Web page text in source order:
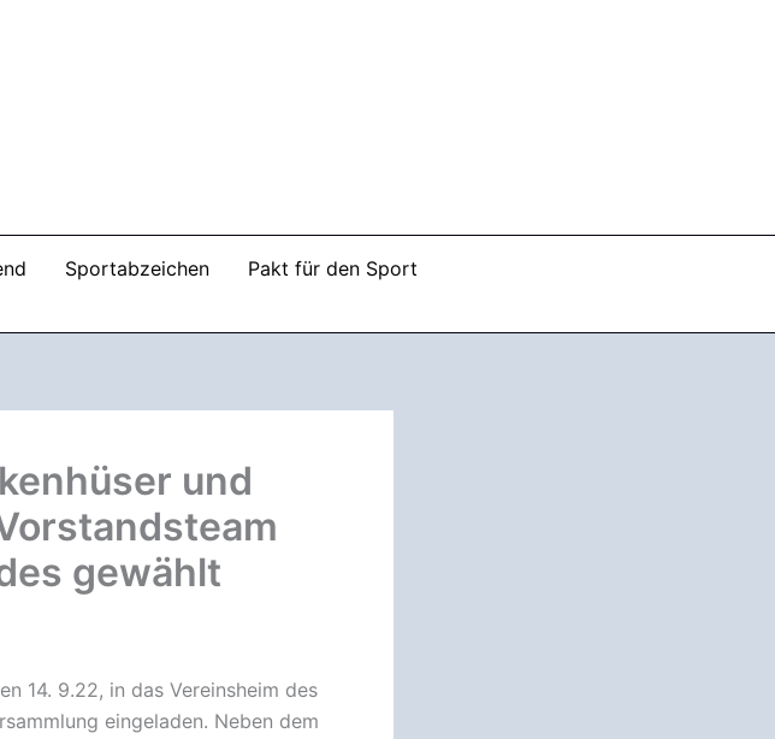
Sportabzeichen
Pakt für den Sport
und
gewählt
14. 9.22, in das Vereinsheim des
eingeladen. Neben dem